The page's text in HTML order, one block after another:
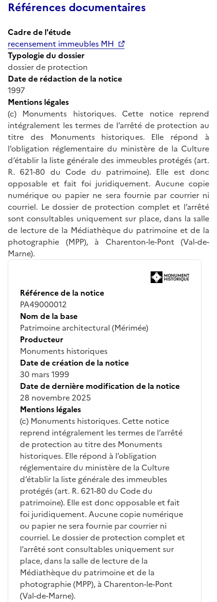
Références documentaires
Cadre de l'étude
recensement immeubles MH
Typologie du dossier
dossier de protection
Date de rédaction de la notice
1997
Mentions légales
(c) Monuments historiques. Cette notice reprend
intégralement les termes de l’arrêté de protection au
titre des Monuments historiques. Elle répond à
l’obligation réglementaire du ministère de la Culture
d’établir la liste générale des immeubles protégés (art.
R. 621-80 du Code du patrimoine). Elle est donc
opposable et fait foi juridiquement. Aucune copie
numérique ou papier ne sera fournie par courrier ni
courriel. Le dossier de protection complet et l’arrêté
sont consultables uniquement sur place, dans la salle
de lecture de la Médiathèque du patrimoine et de la
photographie (MPP), à Charenton-le-Pont (Val-de-
Marne).
Référence de la notice
PA49000012
Nom de la base
Patrimoine architectural (Mérimée)
Producteur
Monuments historiques
Date de création de la notice
30 mars 1999
Date de dernière modification de la notice
28 novembre 2025
Mentions légales
(c) Monuments historiques. Cette notice
reprend intégralement les termes de l’arrêté
de protection au titre des Monuments
historiques. Elle répond à l’obligation
réglementaire du ministère de la Culture
d’établir la liste générale des immeubles
protégés (art. R. 621-80 du Code du
patrimoine). Elle est donc opposable et fait
foi juridiquement. Aucune copie numérique
ou papier ne sera fournie par courrier ni
courriel. Le dossier de protection complet et
l’arrêté sont consultables uniquement sur
place, dans la salle de lecture de la
Médiathèque du patrimoine et de la
photographie (MPP), à Charenton-le-Pont
(Val-de-Marne).